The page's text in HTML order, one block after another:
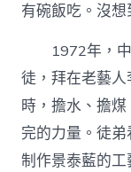
有碗飯吃。沒
1972年，
徒，拜在老藝
時，擔水、擔
完的力量。徒
制作景泰藍的工